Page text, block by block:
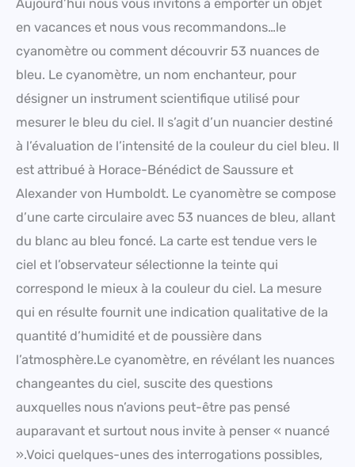
Aujourd’hui nous vous invitons à emporter un objet
en vacances et nous vous recommandons…le
cyanomètre ou comment découvrir 53 nuances de
bleu. Le cyanomètre, un nom enchanteur, pour
désigner un instrument scientifique utilisé pour
mesurer le bleu du ciel. Il s’agit d’un nuancier destiné
à l’évaluation de l’intensité de la couleur du ciel bleu. Il
est attribué à Horace-Bénédict de Saussure et
Alexander von Humboldt. Le cyanomètre se compose
d’une carte circulaire avec 53 nuances de bleu, allant
du blanc au bleu foncé. La carte est tendue vers le
ciel et l’observateur sélectionne la teinte qui
correspond le mieux à la couleur du ciel. La mesure
qui en résulte fournit une indication qualitative de la
quantité d’humidité et de poussière dans
l’atmosphère.Le cyanomètre, en révélant les nuances
changeantes du ciel, suscite des questions
auxquelles nous n’avions peut-être pas pensé
auparavant et surtout nous invite à penser « nuancé
».Voici quelques-unes des interrogations possibles,